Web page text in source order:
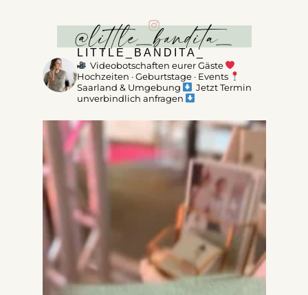
@little_bandita_
LITTLE_BANDITA_
Videobotschaften eurer Gäste
Hochzeiten · Geburtstage · Events
Saarland & Umgebung
Jetzt Termin
unverbindlich anfragen